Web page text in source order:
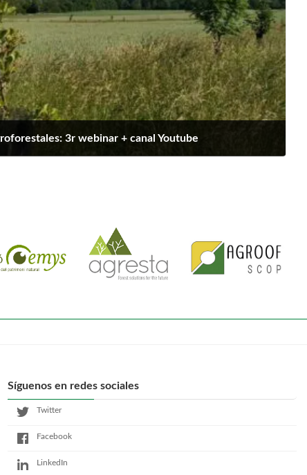
3r webinar + canal Youtube
Síguenos en redes sociales
Twitter
Facebook
LinkedIn